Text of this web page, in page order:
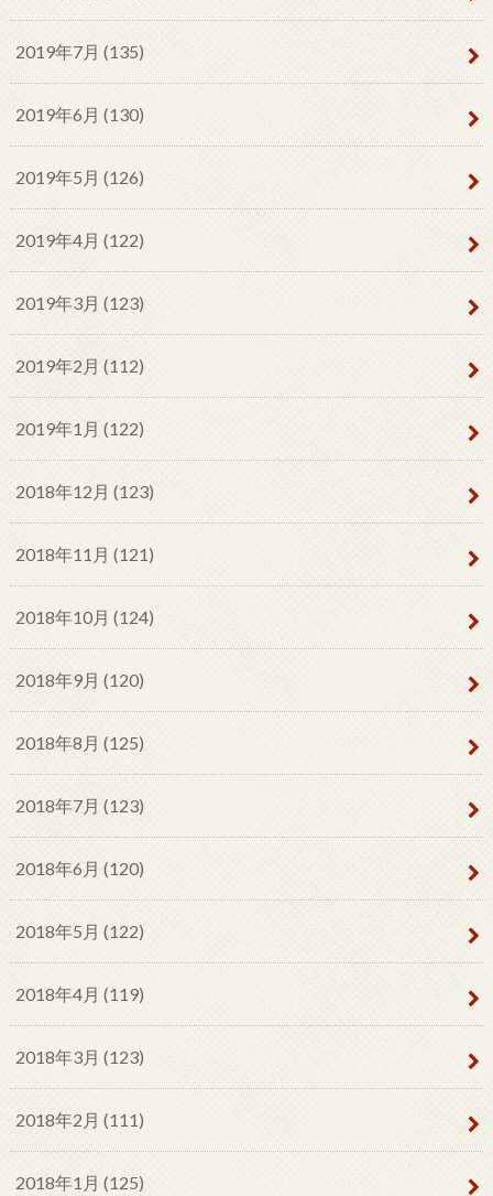
2019年7月 (135)
2019年6月 (130)
2019年5月 (126)
2019年4月 (122)
2019年3月 (123)
2019年2月 (112)
2019年1月 (122)
2018年12月 (123)
2018年11月 (121)
2018年10月 (124)
2018年9月 (120)
2018年8月 (125)
2018年7月 (123)
2018年6月 (120)
2018年5月 (122)
2018年4月 (119)
2018年3月 (123)
2018年2月 (111)
2018年1月 (125)